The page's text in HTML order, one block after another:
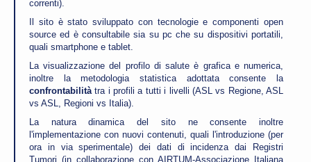
correnti).
Il sito è stato sviluppato con tecnologie e componenti open
source ed è consultabile sia su pc che su dispositivi portatili,
quali smartphone e tablet.
La visualizzazione del profilo di salute è grafica e numerica,
inoltre la metodologia statistica adottata consente la
confrontabilitàtra i profili a tutti i livelli (ASL vs Regione, ASL
vs ASL, Regioni vs Italia).
La natura dinamica del sito ne consente inoltre
l'implementazione con nuovi contenuti, quali l'introduzione (per
ora in via sperimentale) dei dati di incidenza dai Registri
Tumori (in collaborazione con AIRTUM-Associazione Italiana